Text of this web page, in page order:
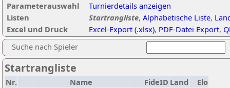
Parameterauswahl
Turnierdetails anzeigen
Listen
Startrangliste, Alphabetische Liste,
Excel und Druck
Excel-Export (.xlsx), PDF-Datei Export,
Suche nach Spieler
Startrangliste
Nr. Name FideID Land
Elo